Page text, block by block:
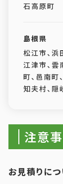
石高原町
島根県
松江市、浜
江津市、雲
町、邑南町
知夫村、隠
注意
お見積りにつ